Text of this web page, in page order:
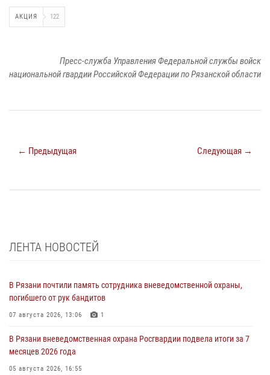
АКЦИЯ 122
Пресс-служба Управления Федеральной службы войск
национальной гвардии Российской Федерации по Рязанской области
← Предыдущая Следующая →
ЛЕНТА НОВОСТЕЙ
В Рязани почтили память сотрудника вневедомственной охраны,
погибшего от рук бандитов
07 августа 2026, 13:06 1
В Рязани вневедомственная охрана Росгвардии подвела итоги за 7
месяцев 2026 года
05 августа 2026, 16:55